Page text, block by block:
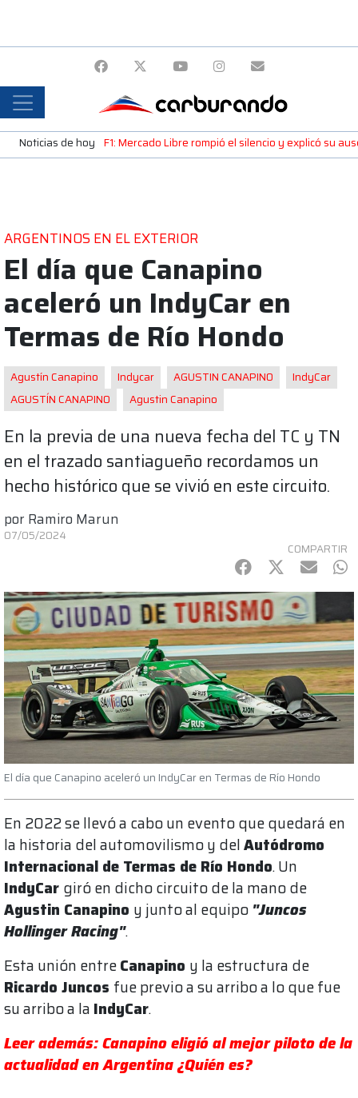
Noticias de hoy F1: Mercado Libre rompió el silencio y explicó su
ARGENTINOS EN EL EXTERIOR
El día que Canapino
aceleró un IndyCar en
Termas de Río Hondo
Agustín Canapino Indycar AGUSTIN CANAPINO
IndyCar
AGUSTÍN CANAPINO
Agustin Canapino
En la previa de una nueva fecha del TC y TN
en el trazado santiagueño recordamos un
hecho histórico que se vivió en este circuito.
por Ramiro Marun
07/05/2024
COMPARTIR
Facebook
Twitter
mail
El día que Canapino aceleró un IndyCar en Termas de Río Hondo
En 2022 se llevó a cabo un evento que quedará en
la historia del automovilismo y delAutódromo
Internacional de Termas de Río Hondo. Un
IndyCar giró en dicho circuito de la mano de
Agustin Canapino y junto al equipo "Juncos
Hollinger Racing".
Esta unión entreCanapino y la estructura de
Ricardo Juncos fue previo a su arribo a lo que fue
su arribo a la IndyCar.
Leer además: Canapino eligió al mejor piloto de la
actualidad en Argentina ¿Quién es?